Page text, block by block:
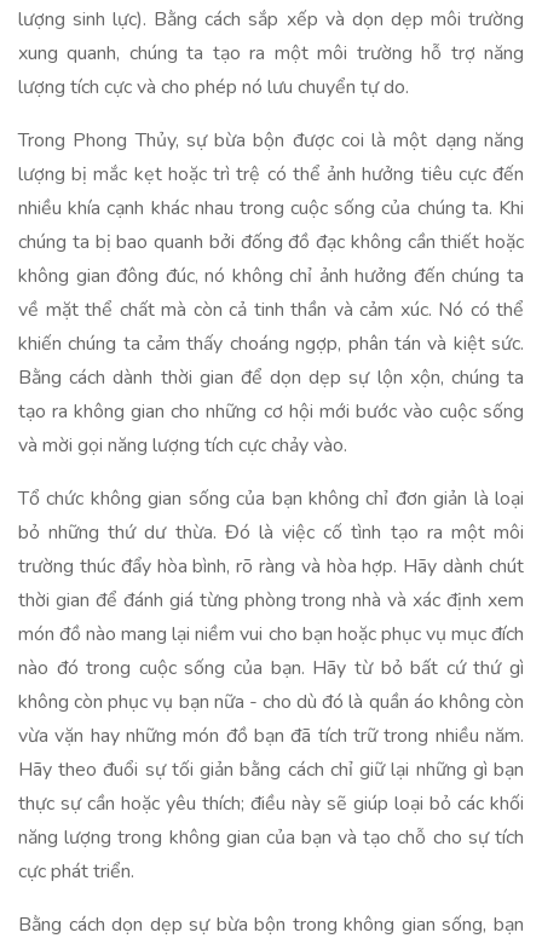
lượng sinh lực). Bằng cách sắp xếp và dọn dẹp môi trường
xung quanh, chúng ta tạo ra một môi trường hỗ trợ năng
lượng tích cực và cho phép nó lưu chuyển tự do.
Trong Phong Thủy, sự bừa bộn được coi là một dạng năng
lượng bị mắc kẹt hoặc trì trệ có thể ảnh hưởng tiêu cực đến
nhiều khía cạnh khác nhau trong cuộc sống của chúng ta. Khi
chúng ta bị bao quanh bởi đống đồ đạc không cần thiết hoặc
không gian đông đúc, nó không chỉ ảnh hưởng đến chúng ta
về mặt thể chất mà còn cả tinh thần và cảm xúc. Nó có thể
khiến chúng ta cảm thấy choáng ngợp, phân tán và kiệt sức.
Bằng cách dành thời gian để dọn dẹp sự lộn xộn, chúng ta
tạo ra không gian cho những cơ hội mới bước vào cuộc sống
và mời gọi năng lượng tích cực chảy vào.
Tổ chức không gian sống của bạn không chỉ đơn giản là loại
bỏ những thứ dư thừa. Đó là việc cố tình tạo ra một môi
trường thúc đẩy hòa bình, rõ ràng và hòa hợp. Hãy dành chút
thời gian để đánh giá từng phòng trong nhà và xác định xem
món đồ nào mang lại niềm vui cho bạn hoặc phục vụ mục đích
nào đó trong cuộc sống của bạn. Hãy từ bỏ bất cứ thứ gì
không còn phục vụ bạn nữa - cho dù đó là quần áo không còn
vừa vặn hay những món đồ bạn đã tích trữ trong nhiều năm.
Hãy theo đuổi sự tối giản bằng cách chỉ giữ lại những gì bạn
thực sự cần hoặc yêu thích; điều này sẽ giúp loại bỏ các khối
năng lượng trong không gian của bạn và tạo chỗ cho sự tích
cực phát triển.
Bằng cách dọn dẹp sự bừa bộn trong không gian sống, bạn